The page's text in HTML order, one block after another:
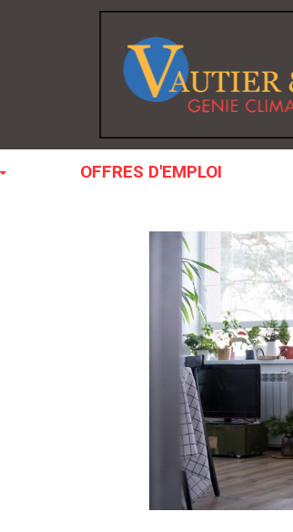
OFFRES D'EMPLOI